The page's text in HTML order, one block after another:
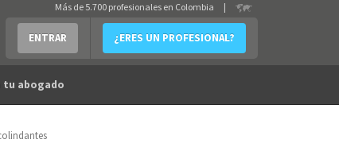
ENTRAR ¿ERES UN PROFESIONAL?
Más de 5.700 profesionales en Colombia |
tu abogado